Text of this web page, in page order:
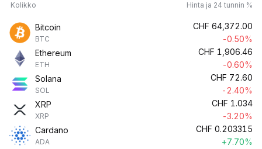
Kolikko Hinta ja 24 tunnin %
Bitcoin
BTC
CHF 64,372.00
-0.50%
Ethereum
ETH
CHF 1,906.46
-0.60%
Solana
SOL
CHF 72.60
-2.40%
XRP
XRP
CHF 1.034
-3.20%
Cardano
ADA
CHF 0.203315
+7.70%